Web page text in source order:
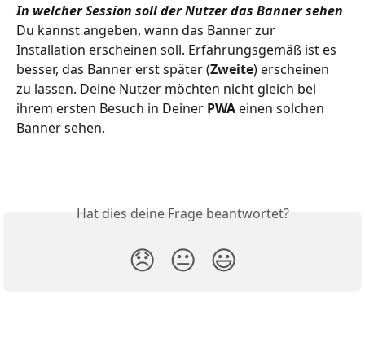
In welcher Session soll der Nutzer das Banner sehen
Du kannst angeben, wann das Banner zur
Installation erscheinen soll. Erfahrungsgemäß ist es
besser, das Banner erst später (Zweite) erscheinen
zu lassen. Deine Nutzer möchten nicht gleich bei
ihrem ersten Besuch in Deiner PWA einen solchen
Banner sehen.
Hat dies deine Frage beantwortet?
😞 😐 😃